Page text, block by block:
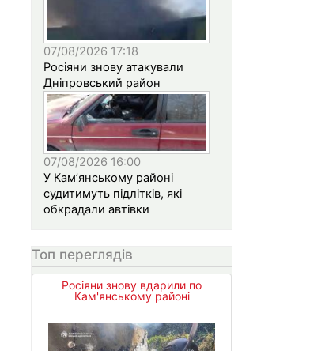
07/08/2026 17:18
Росіяни знову атакували
Дніпровський район
07/08/2026 16:00
У Кам’янському районі
судитимуть підлітків, які
обкрадали автівки
Топ переглядів
Росіяни знову вдарили по
Кам'янському районі